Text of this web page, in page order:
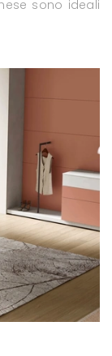
sono ideali